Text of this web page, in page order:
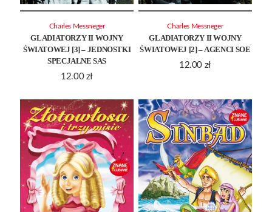
GLADIATORZY II WOJNY
ŚWIATOWEJ [3] – JEDNOSTKI
SPECJALNE SAS
12.00 zł
Charles Messneger
GLADIATORZY II WOJNY
ŚWIATOWEJ [2] – AGENCI SOE
12.00 zł
Charles Messneger